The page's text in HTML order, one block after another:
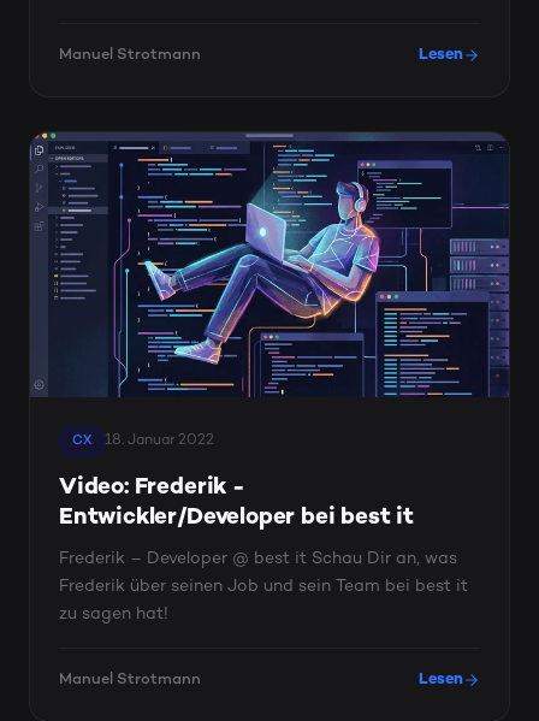
Manuel Strotmann Lesen
CX 18. Januar 2022
Video: Frederik -
Entwickler/Developer bei best it
Frederik – Developer @ best it Schau Dir an, was
Frederik über seinen Job und sein Team bei best it
zu sagen hat!
Manuel Strotmann Lesen